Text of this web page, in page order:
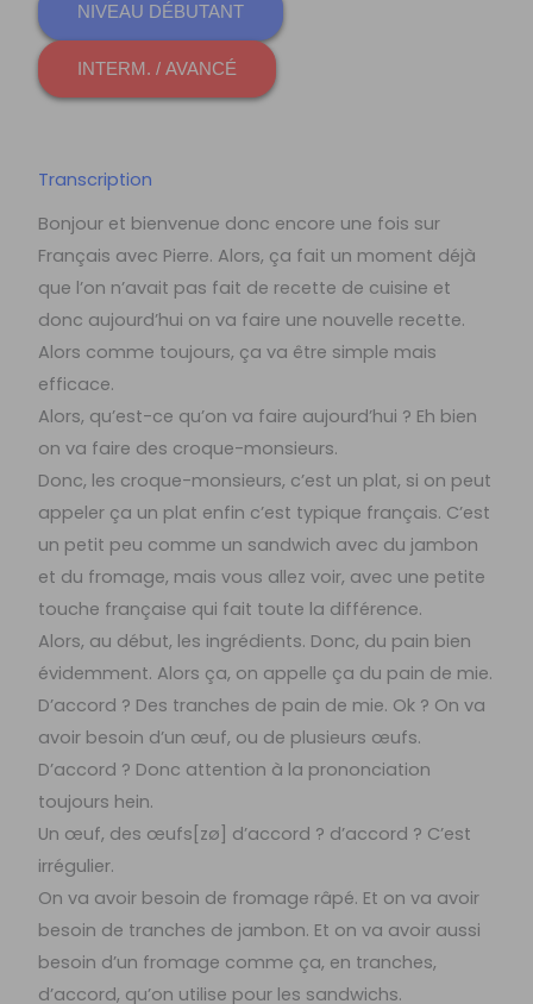
NIVEAU DÉBUTANT
INTERM. / AVANCÉ
Transcription
Bonjour et bienvenue donc encore une fois sur
Français avec Pierre. Alors, ça fait un moment déjà
que l’on n’avait pas fait de recette de cuisine et
donc aujourd’hui on va faire une nouvelle recette.
Alors comme toujours, ça va être simple mais
efficace.
Alors, qu’est-ce qu’on va faire aujourd’hui ? Eh bien
on va faire des croque-monsieurs.
Donc, les croque-monsieurs, c’est un plat, si on peut
appeler ça un plat enfin c’est typique français. C’est
un petit peu comme un sandwich avec du jambon
et du fromage, mais vous allez voir, avec une petite
touche française qui fait toute la différence.
Alors, au début, les ingrédients. Donc, du pain bien
évidemment. Alors ça, on appelle ça du pain de mie.
D’accord ? Des tranches de pain de mie. Ok ? On va
avoir besoin d’un œuf, ou de plusieurs œufs.
D’accord ? Donc attention à la prononciation
toujours hein.
Un œuf, des œufs[zø] d’accord ? d’accord ? C’est
irrégulier.
On va avoir besoin de fromage râpé. Et on va avoir
besoin de tranches de jambon. Et on va avoir aussi
besoin d’un fromage comme ça, en tranches,
d’accord, qu’on utilise pour les sandwichs.